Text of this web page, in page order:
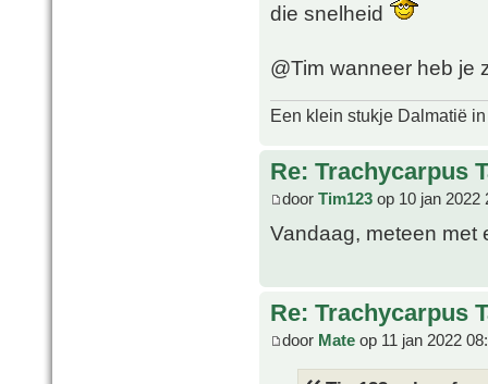
die snelheid
@Tim wanneer heb je
Een klein stukje Dalmatië
Re: Trachycarpus
door Tim123 op 10 jan 2022
Vandaag, meteen
Re: Trachycarpus
door Mate op 11 jan 2022